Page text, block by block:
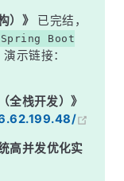
）》
已完结，
Boot
演示链接：
全栈开发）》
高并发优化实